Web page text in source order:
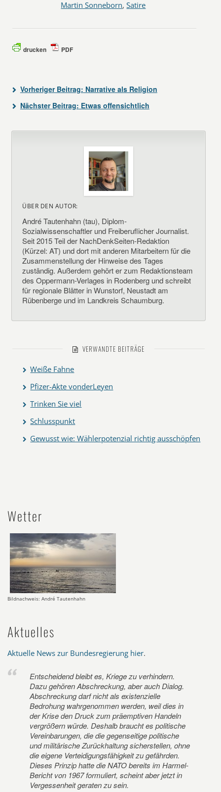
Martin Sonneborn,Satire
drucken PDF
Vorheriger Beitrag: Narrative als Religion
Nächster Beitrag: Etwas offensichtlich
ÜBER DEN AUTOR:
André Tautenhahn (tau), Diplom-
Sozialwissenschaftler und Freiberuflicher Journalist.
Seit 2015 Teil der NachDenkSeiten-Redaktion
(Kürzel: AT) und dort mit anderen Mitarbeitern für die
Zusammenstellung der Hinweise des Tages
zuständig. Außerdem gehört er zum Redaktionsteam
des Oppermann-Verlages in Rodenberg und schreibt
für regionale Blätter in Wunstorf, Neustadt am
Rübenberge und im Landkreis Schaumburg.
VERWANDTE BEITRÄGE
Weiße Fahne
Pfizer-Akte vonderLeyen
Trinken Sie viel
Schlusspunkt
Gewusst wie: Wählerpotenzial richtig ausschöpfen
Wetter
Bildnachweis: André Tautenhahn
Aktuelles
Aktuelle News zur Bundesregierung hier.
Entscheidend bleibt es, Kriege zu verhindern.
Dazu gehören Abschreckung, aber auch Dialog.
Abschreckung darf nicht als existenzielle
Bedrohung wahrgenommen werden, weil dies in
der Krise den Druck zum präemptiven Handeln
vergrößern würde. Deshalb braucht es politische
Vereinbarungen, die die gegenseitige politische
und militärische Zurückhaltung sicherstellen, ohne
die eigene Verteidigungsfähigkeit zu gefährden.
Dieses Prinzip hatte die NATO bereits im Harmel-
Bericht von 1967 formuliert, scheint aber jetzt in
Vergessenheit geraten zu sein.